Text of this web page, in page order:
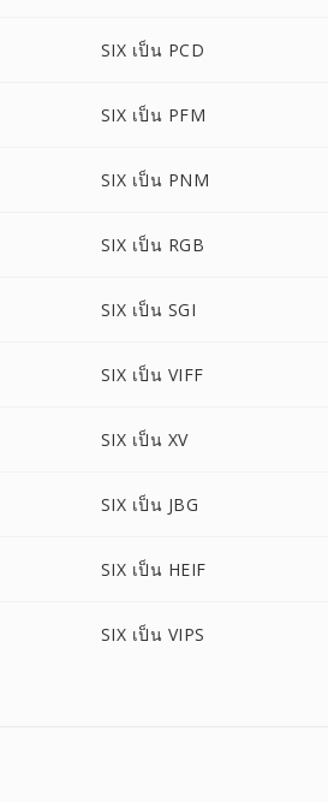
SIX เป็น PCD
SIX เป็น PFM
SIX เป็น PNM
SIX เป็น RGB
SIX เป็น SGI
SIX เป็น VIFF
SIX เป็น XV
SIX เป็น JBG
SIX เป็น HEIF
SIX เป็น VIPS